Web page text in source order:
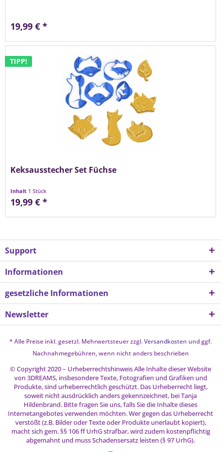
19,99 € *
TIPP!
Keksausstecher Set Füchse
Inhalt 1 Stück
19,99 € *
Support
Informationen
gesetzliche Informationen
Newsletter
* Alle Preise inkl. gesetzl. Mehrwertsteuer zzgl.Versandkosten und ggf.
Nachnahmegebühren, wenn nicht anders beschrieben
© Copyright 2020 – Urheberrechtshinweis Alle Inhalte dieser Website
von 3DREAMS, insbesondere Texte, Fotografien und Grafiken und
Produkte, sind urheberrechtlich geschützt. Das Urheberrecht liegt,
soweit nicht ausdrücklich anders gekennzeichnet, bei Tanja
Hildenbrand. Bitte fragen Sie uns, falls Sie die Inhalte dieses
Internetangebotes verwenden möchten. Wer gegen das Urheberrecht
verstößt (z.B. Bilder oder Texte oder Produkte unerlaubt kopiert),
macht sich gem. §§ 106 ff UrhG strafbar, wird zudem kostenpflichtig
abgemahnt und muss Schadensersatz leisten (§ 97 UrhG).